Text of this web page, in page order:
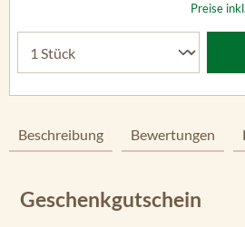
Preise
Beschreibung Bewertungen
Geschenkgutschein